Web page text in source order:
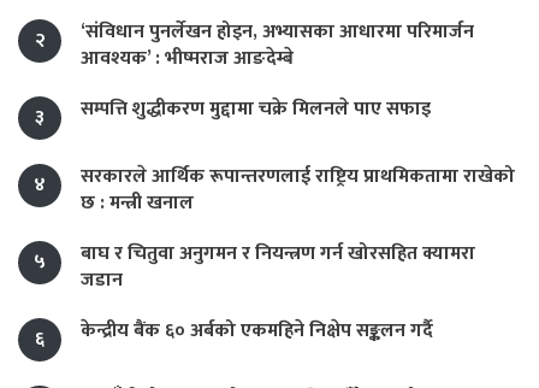
२
‘संविधान पुनर्लेखन होइन, अभ्यासका आधारमा परिमार्जन
आवश्यक’ : भीष्मराज आङदेम्बे
३
सम्पत्ति शुद्धीकरण मुद्दामा चक्रे मिलनले पाए सफाइ
४
सरकारले आर्थिक रूपान्तरणलाई राष्ट्रिय प्राथमिकतामा राखेको
छ : मन्त्री खनाल
५
बाघ र चितुवा अनुगमन र नियन्त्रण गर्न खोरसहित क्यामरा
जडान
६
केन्द्रीय बैंक ६० अर्बको एकमहिने निक्षेप सङ्कलन गर्दै